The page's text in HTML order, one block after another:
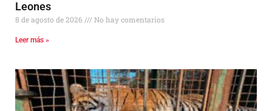
Leones
8 de agosto de 2026 No hay comentarios
Leer más »